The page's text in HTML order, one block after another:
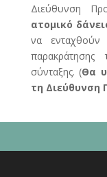
Διεύθυνση
ατομικό
να ενταχθούν
σύνταξης. (Θα
τη Διεύθυνση